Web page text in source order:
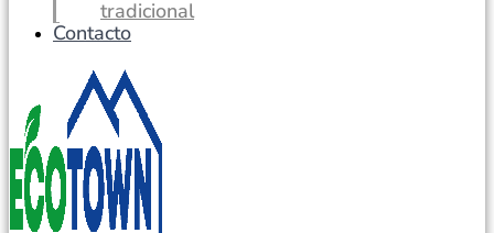
tradicional
Contacto